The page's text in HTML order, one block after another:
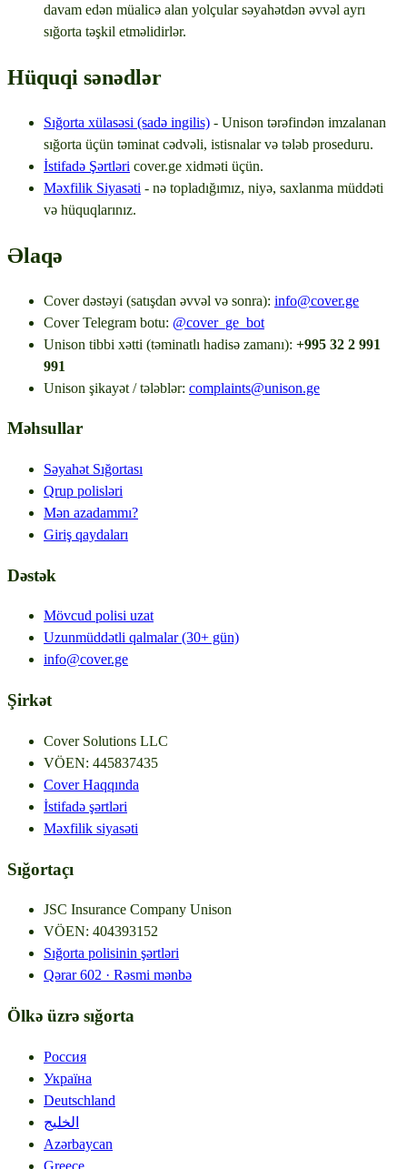
davam edən müalicə alan yolçular səyahətdən əvvəl ayrı
sığorta təşkil etməlidirlər.
Hüquqi sənədlər
Sığorta xülasəsi (sadə ingilis) - Unison tərəfindən imzalanan
sığorta üçün təminat cədvəli, istisnalar və tələb proseduru.
İstifadə Şərtləri cover.ge xidməti üçün.
Məxfilik Siyasəti - nə topladığımız, niyə, saxlanma müddəti
və hüquqlarınız.
Əlaqə
Cover dəstəyi (satışdan əvvəl və sonra): info@cover.ge
Cover Telegram botu: @cover_ge_bot
Unison tibbi xətti (təminatlı hadisə zamanı): +995 32 2 991
991
Unison şikayət / tələblər: complaints@unison.ge
Məhsullar
Səyahət Sığortası
Qrup polisləri
Mən azadammı?
Giriş qaydaları
Dəstək
Mövcud polisi uzat
Uzunmüddətli qalmalar (30+ gün)
info@cover.ge
Şirkət
Cover Solutions LLC
VÖEN: 445837435
Cover Haqqında
İstifadə şərtləri
Məxfilik siyasəti
Sığortaçı
JSC Insurance Company Unison
VÖEN: 404393152
Sığorta polisinin şərtləri
Qərar602 · Rəsmi mənbə
Ölkə üzrə sığorta
Россия
Україна
Deutschland
الخليج
Azərbaycan
Greece